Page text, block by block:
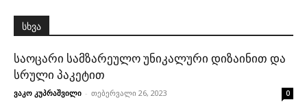
სხვა
საოცარი სამზარეულო უნიკალური დიზაინით და
სრული პაკეტით
ვაკო კუპრაშვილი - თებერვალი 26, 2023 0